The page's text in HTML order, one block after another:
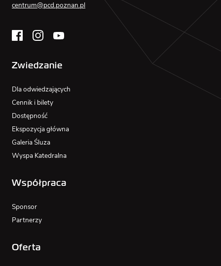
centrum@pcd.poznan.pl
Zwiedzanie
Dla odwiedzających
Cennik i bilety
Dostępność
Ekspozycja główna
Galeria Śluza
Wyspa Katedralna
Współpraca
Sponsor
Partnerzy
Oferta